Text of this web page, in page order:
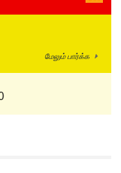
மேலும் பார்க்க